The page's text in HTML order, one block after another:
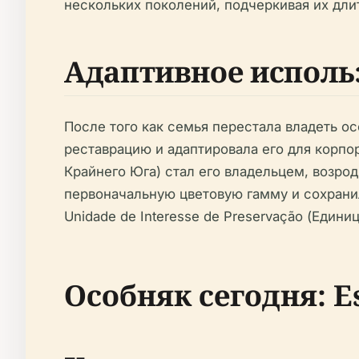
нескольких поколений, подчеркивая их
Адаптивное
После того как семья перестала владеть
реставрацию и адаптировала его для
Крайнего Юга) стал его владельцем,
первоначальную цветовую гамму и
Unidade de Interesse de Preservação
Особняк сегодня: